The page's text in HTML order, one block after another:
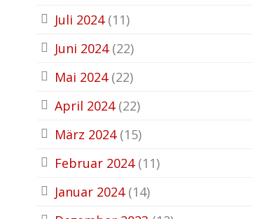
Juli 2024(11)
Juni 2024(22)
Mai 2024(22)
April 2024(22)
März 2024(15)
Februar 2024(11)
Januar 2024(14)